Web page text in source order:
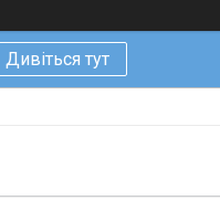
Дивіться тут